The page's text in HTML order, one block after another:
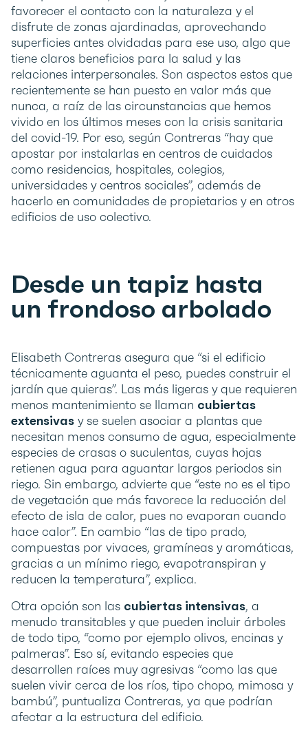
favorecer el contacto con la naturaleza y el
disfrute de zonas ajardinadas, aprovechando
superficies antes olvidadas para ese uso, algo que
tiene claros beneficios para la salud y las
relaciones interpersonales. Son aspectos estos que
recientemente se han puesto en valor más que
nunca, a raíz de las circunstancias que hemos
vivido en los últimos meses con la crisis sanitaria
del covid-19. Por eso, según Contreras “hay que
apostar por instalarlas en centros de cuidados
como residencias, hospitales, colegios,
universidades y centros sociales”, además de
hacerlo en comunidades de propietarios y en otros
edificios de uso colectivo.
Desde un tapiz hasta
un frondoso arbolado
Elisabeth Contreras asegura que “si el edificio
técnicamente aguanta el peso, puedes construir el
jardín que quieras”. Las más ligeras y que requieren
menos mantenimiento se llaman cubiertas
extensivas y se suelen asociar a plantas que
necesitan menos consumo de agua, especialmente
especies de crasas o suculentas, cuyas hojas
retienen agua para aguantar largos periodos sin
riego. Sin embargo, advierte que “este no es el tipo
de vegetación que más favorece la reducción del
efecto de isla de calor, pues no evaporan cuando
hace calor”. En cambio “las de tipo prado,
compuestas por vivaces, gramíneas y aromáticas,
gracias a un mínimo riego, evapotranspiran y
reducen la temperatura”, explica.
Otra opción son las cubiertas intensivas, a
menudo transitables y que pueden incluir árboles
de todo tipo, “como por ejemplo olivos, encinas y
palmeras”. Eso sí, evitando especies que
desarrollen raíces muy agresivas “como las que
suelen vivir cerca de los ríos, tipo chopo, mimosa y
bambú”, puntualiza Contreras, ya que podrían
afectar a la estructura del edificio.